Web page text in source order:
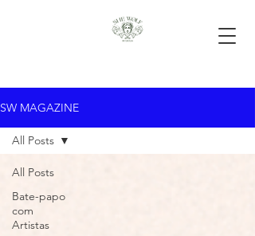
SW MAGAZINE
All Posts
Bate-papo
com
Artistas
All Posts